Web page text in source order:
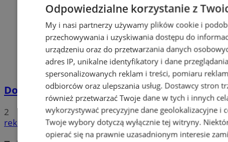
Dowody osobiste z odciskami palców
2
reklama
Odpowiedzialne korzystanie z
My i nasi partnerzy używamy plików cookie i
przechowywania i uzyskiwania dostępu do
urządzeniu oraz do przetwarzania danych
adres IP, unikalne identyfikatory i dane
spersonalizowanych reklam i treści, pomiaru
odbiorców oraz ulepszania usług. Dostawcy stron
również przetwarzać Twoje dane w tych i innych
wykorzystywać precyzyjne dane geolokalizacyjne i
Twoje wybory dotyczą wyłącznie tej witryny.
opierać się na prawnie uzasadnionym interesie